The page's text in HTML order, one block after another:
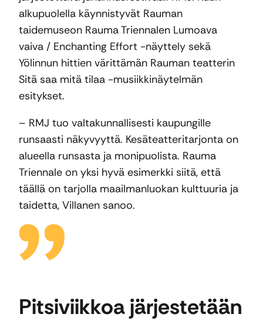
alkupuolella käynnistyvät Rauman
taidemuseon Rauma Triennalen Lumoava
vaiva / Enchanting Effort -näyttely sekä
Yölinnun hittien värittämän Rauman teatterin
Sitä saa mitä tilaa -musiikkinäytelmän
esitykset.
– RMJ tuo valtakunnallisesti kaupungille
runsaasti näkyvyyttä. Kesäteatteritarjonta on
alueella runsasta ja monipuolista. Rauma
Triennale on yksi hyvä esimerkki siitä, että
täällä on tarjolla maailmanluokan kulttuuria ja
taidetta, Villanen sanoo.
Pitsiviikkoa järjestetään